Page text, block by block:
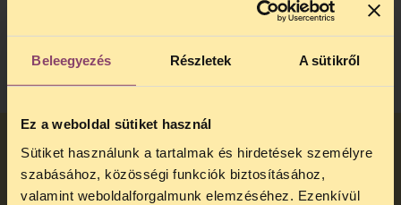
Beleegyezés Részletek A sütikről
Ez a weboldal sütiket használ
Sütiket használunk a tartalmak és hirdetések személyre
szabásához, közösségi funkciók biztosításához,
valamint weboldalforgalmunk elemzéséhez. Ezenkívül
Hány szavazatom van, mire szavazhatok?
TOVÁBB
Hány képviselő jut be az Országgyűlésbe?